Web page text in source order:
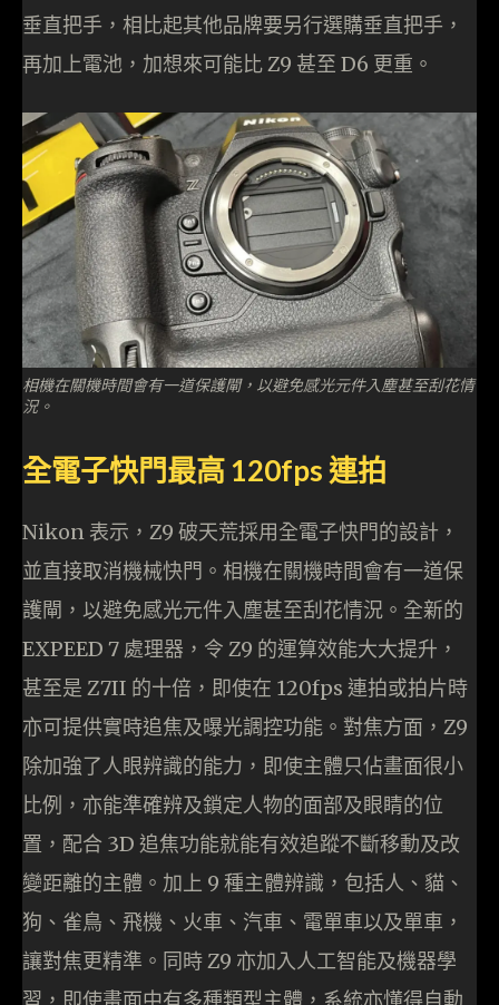
垂直把手，相比起其他品牌要另行選購垂直把手，
再加上電池，加想來可能比 Z9 甚至 D6 更重。
相機在關機時間會有一道保護閘，以避免感光元件入塵甚至刮花情
況。
全電子快門最高 120fps 連拍
Nikon 表示，Z9 破天荒採用全電子快門的設計，
並直接取消機械快門。相機在關機時間會有一道保
護閘，以避免感光元件入塵甚至刮花情況。全新的
EXPEED 7 處理器，令 Z9 的運算效能大大提升，
甚至是 Z7II 的十倍，即使在 120fps 連拍或拍片時
亦可提供實時追焦及曝光調控功能。對焦方面，Z9
除加強了人眼辨識的能力，即使主體只佔畫面很小
比例，亦能準確辨及鎖定人物的面部及眼睛的位
置，配合 3D 追焦功能就能有效追蹤不斷移動及改
變距離的主體。加上 9 種主體辨識，包括人、貓、
狗、雀鳥、飛機、火車、汽車、電單車以及單車，
讓對焦更精準。同時 Z9 亦加入人工智能及機器學